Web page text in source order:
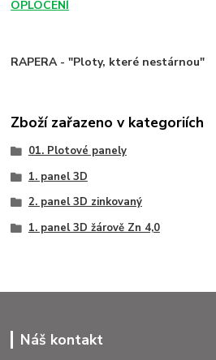
OPLOCENÍ
RAPERA - "Ploty, které nestárnou"
Zboží zařazeno v kategoriích
01. Plotové panely
1. panel 3D
2. panel 3D zinkovaný
1. panel 3D žárově Zn 4,0
Náš kontakt